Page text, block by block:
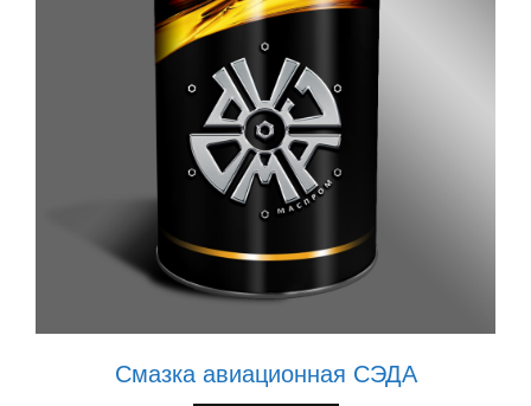
Смазка авиационная СЭДА